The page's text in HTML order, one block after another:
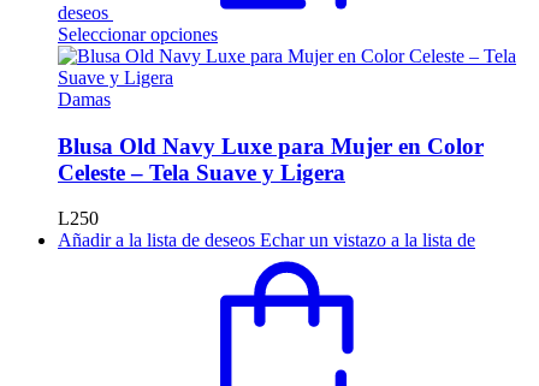
deseos
Seleccionar opcionesEste
producto
Las
opciones
se
en
página
Damas
Blusa Old Navy Luxe para Mujer en Color
Celeste – Tela Suave y Ligera
L250
Añadir a la lista de deseos Echar un vistazo a la lista de